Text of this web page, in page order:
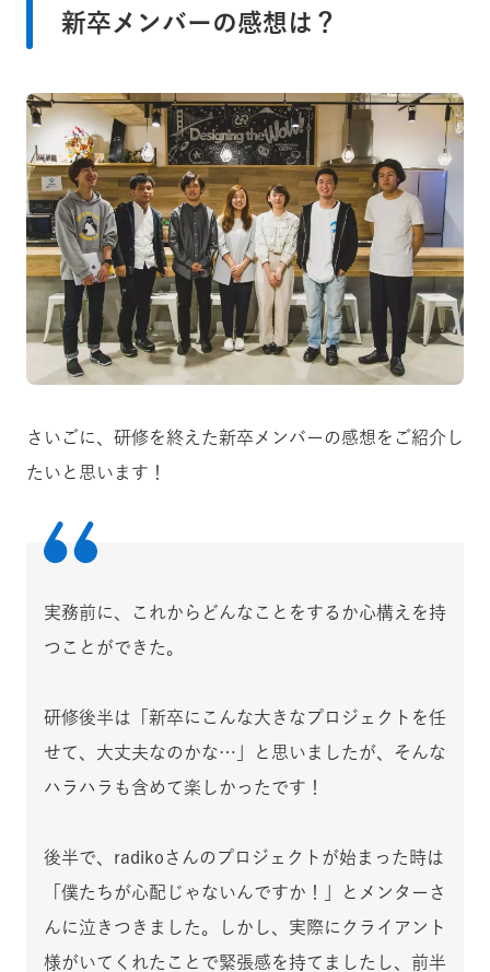
新卒メンバーの感想は？
さいごに、研修を終えた新卒メンバーの感想をご紹介し
たいと思います！
実務前に、これからどんなことをするか心構えを持
つことができた。
研修後半は「新卒にこんな大きなプロジェクトを任
せて、大丈夫なのかな…」と思いましたが、そんな
ハラハラも含めて楽しかったです！
後半で、radikoさんのプロジェクトが始まった時は
「僕たちが心配じゃないんですか！」とメンターさ
んに泣きつきました。しかし、実際にクライアント
様がいてくれたことで緊張感を持てましたし、前半